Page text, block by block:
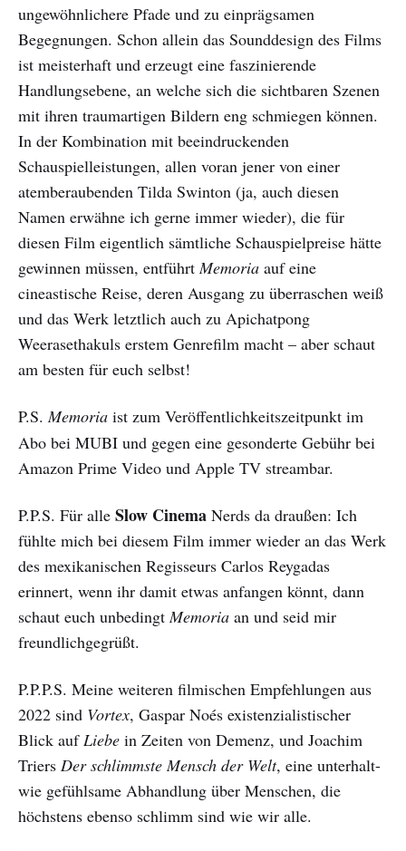
ungewöhnlichere Pfade und zu einprägsamen
Begegnungen. Schon allein das Sounddesign des Films
ist meisterhaft und erzeugt eine faszinierende
Handlungsebene, an welche sich die sichtbaren Szenen
mit ihren traumartigen Bildern eng schmiegen können.
In der Kombination mit beeindruckenden
Schauspielleistungen, allen voran jener von einer
atemberaubenden Tilda Swinton (ja, auch diesen
Namen erwähne ich gerne immer wieder), die für
diesen Film eigentlich sämtliche Schauspielpreise hätte
gewinnen müssen, entführt Memoria auf eine
cineastische Reise, deren Ausgang zu überraschen weiß
und das Werk letztlich auch zu Apichatpong
Weerasethakuls erstem Genrefilm macht – aber schaut
am besten für euch selbst!
P.S. Memoria ist zum Veröffentlichkeitszeitpunkt im
Abo bei MUBI und gegen eine gesonderte Gebühr bei
Amazon Prime Video und Apple TV streambar.
P.P.S. Für alle Slow Cinema Nerds da draußen: Ich
fühlte mich bei diesem Film immer wieder an das Werk
des mexikanischen Regisseurs Carlos Reygadas
erinnert, wenn ihr damit etwas anfangen könnt, dann
schaut euch unbedingt Memoria an und seid mir
freundlichgegrüßt.
P.P.P.S. Meine weiteren filmischen Empfehlungen aus
2022 sind Vortex, Gaspar Noés existenzialistischer
Blick auf Liebe in Zeiten von Demenz, und Joachim
Triers Der schlimmste Mensch der Welt, eine unterhalt-
wie gefühlsame Abhandlung über Menschen, die
höchstens ebenso schlimm sind wie wir alle.